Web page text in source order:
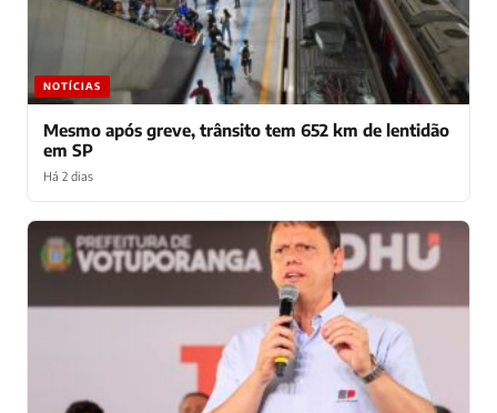
NOTÍCIAS
Mesmo após greve, trânsito tem 652 km de lentidão
em SP
Há 2 dias